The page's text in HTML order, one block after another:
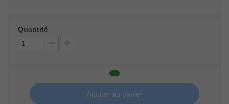
Quantité
Ajouter au panier